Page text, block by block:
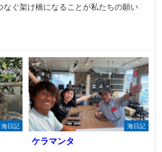
なぐ架け橋になることが私たちの願い
海日記 海日記
ケラマンタ